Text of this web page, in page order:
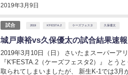
2019年3月9日
試合 2019 K'FESTA.2 ケーズフェスタ 久保優太
城戸康裕vs久保優太の試合結果速
2019年3月10日（日） さいたまスーパーア
『K'FESTA.2（ケーズフェスタ2）』 とうとう来ましたねこの時期が！ 年末のイベントはRIZINに
取られてしまいましたが、 新生K-1では3月がメインです！！！ ここ